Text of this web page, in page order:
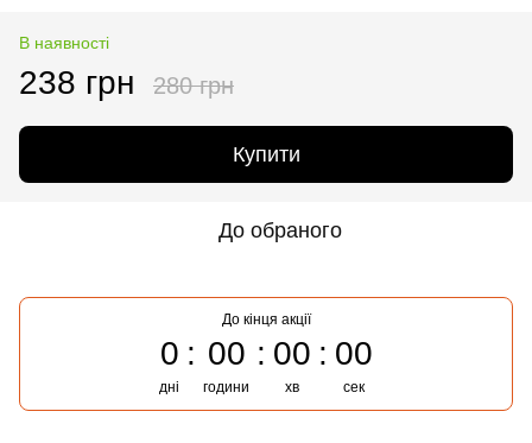
В наявності
238 грн 280 грн
Купити
До обраного
До кінця акції
0
дні
00
години
00
хв
00
сек